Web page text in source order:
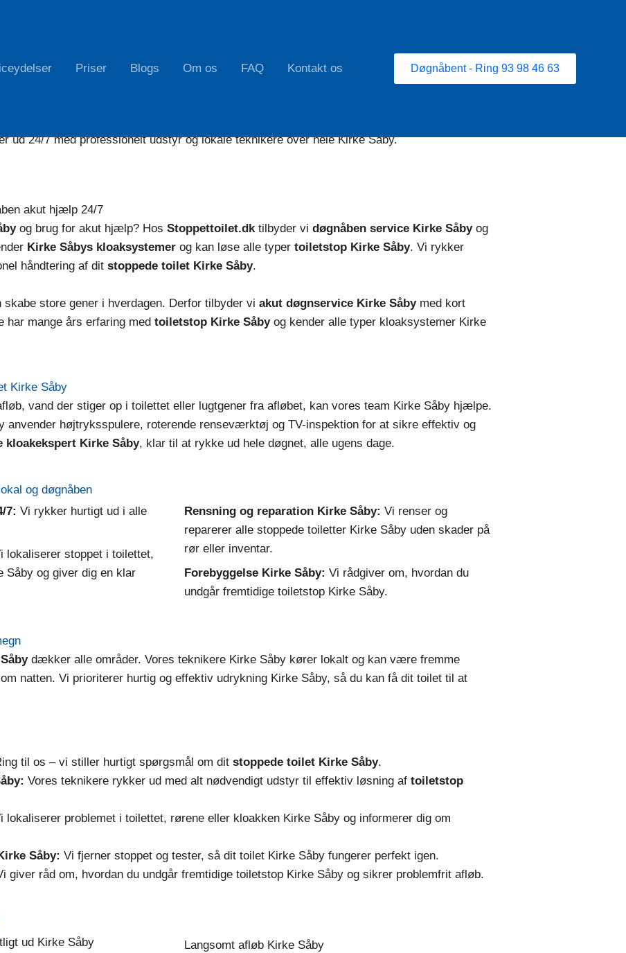
Priser Blogs Om os FAQ Kontakt os Døgnåbent - Ring 93 98 46 63
ud 24/7 med professionelt udstyr og lokale teknikere over hele Kirke Såby.
akut hjælp 24/7
og brug for akut hjælp? Hos Stoppettoilet.dktilbyder vi døgnåben service Kirke Såbyog
Kirke Såbys kloaksystemer og kan løse alle typer toiletstop Kirke Såby. Vi rykker
håndtering af dit stoppede toilet Kirke Såby.
store gener i hverdagen. Derfor tilbyder vi akut døgnservice Kirke Såbymed kort
har mange års erfaring med toiletstop Kirke Såbyog kender alle typer kloaksystemer Kirke
Kirke Såby
vand der stiger op i toilettet eller lugtgener fra afløbet, kan vores team Kirke Såby hjælpe.
anvender højtryksspulere, roterende renseværktøj og TV-inspektion for at sikre effektiv og
kloakekspert Kirke Såby, klar til at rykke ud hele døgnet, alle ugens dage.
og døgnåben
7: Vi rykker hurtigt ud i alle
lokaliserer stoppet i toilettet,
Såby og giver dig en klar
Rensning og reparation Kirke Såby: Vi renser og
reparerer alle stoppede toiletter Kirke Såby uden skader på
rør eller inventar.
Forebyggelse Kirke Såby: Vi rådgiver om, hvordan du
undgår fremtidige toiletstop Kirke Såby.
dækker alle områder. Vores teknikere Kirke Såby kører lokalt og kan være fremme
natten. Vi prioriterer hurtig og effektiv udrykning Kirke Såby, så du kan få dit toilet til at
til os – vi stiller hurtigt spørgsmål om dit stoppede toilet Kirke Såby.
Vores teknikere rykker ud med alt nødvendigt udstyr til effektiv løsning af toiletstop
lokaliserer problemet i toilettet, rørene eller kloakken Kirke Såby og informerer dig om
Såby: Vi fjerner stoppet og tester, så dit toilet Kirke Såby fungerer perfekt igen.
giver råd om, hvordan du undgår fremtidige toiletstop Kirke Såby og sikrer problemfrit afløb.
ud Kirke Såby
Langsomt afløb Kirke Såby